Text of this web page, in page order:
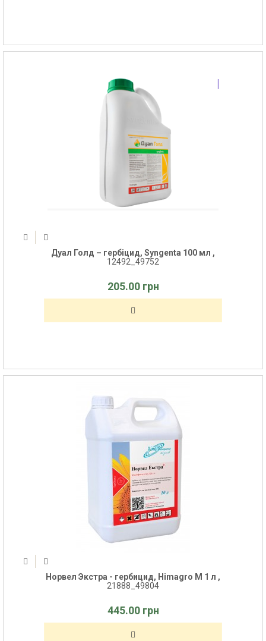
Дуал Голд – гербіцид, Syngenta 100 мл ,
12492_49752
205.00 грн
Норвел Экстра - гербицид, Himagro M 1 л ,
21888_49804
445.00 грн